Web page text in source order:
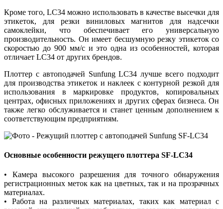
Кроме того, LC34 можно использовать в качестве высечки для
этикеток, для резки виниловых магнитов для надсечки
самоклейки, что обеспечивает его универсальную
производительность. Он имеет бесшумную резку этикеток со
скоростью до 900 мм/с и это одна из особенностей, которая
отличает LC34 от других брендов.
Плоттер с автоподачей Sunfung LC34 лучше всего подходит
для производства этикеток и наклеек с контурной резкой для
использования в маркировке продуктов, копировальных
центрах, офисных приложениях и других сферах бизнеса. Он
также легко обслуживается и станет ценным дополнением к
соответствующим предприятиям.
Основные особенности режущего плоттера SF-LC34
• Камера высокого разрешения для точного обнаружения
регистрационных меток как на цветных, так и на прозрачных
материалах.
• Работа на различных материалах, таких как материал с